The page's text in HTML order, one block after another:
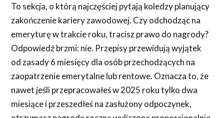
To sekcja, o którą najczęściej pytają koledzy planujący
zakończenie kariery zawodowej. Czy odchodząc na
emeryturę w trakcie roku, tracisz prawo do nagrody?
Odpowiedź brzmi: nie. Przepisy przewidują wyjątek
od zasady 6 miesięcy dla osób przechodzących na
zaopatrzenie emerytalne lub rentowe. Oznacza to, że
nawet jeśli przepracowałeś w 2025 roku tylko dwa
miesiące i przeszedłeś na zasłużony odpoczynek,